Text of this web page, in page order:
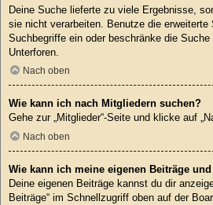
Deine Suche lieferte zu viele Ergebnisse,
sie nicht verarbeiten. Benutze die
Suchbegriffe ein oder beschränke die
Unterforen.
Nach oben
Wie kann ich nach Mitgliedern suchen?
Gehe zur „Mitglieder“-Seite und klicke auf
Nach oben
Wie kann ich meine eigenen Beiträge
Deine eigenen Beiträge kannst du dir
Beiträge“ im Schnellzugriff oben auf der